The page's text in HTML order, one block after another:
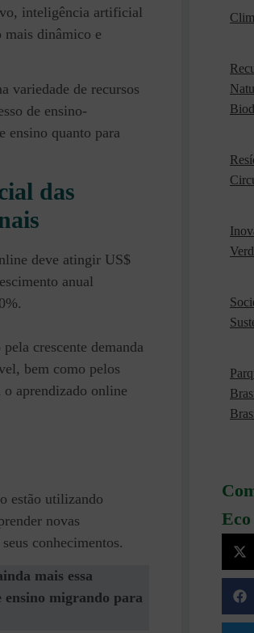
inteligência artificial
mais dinâmico e
variedade de recursos
de ensino-
ensino quanto para
das
deve atingir US$
anual
crescente demanda
bem como pelos
aprendizado online
estão utilizando
novas
conhecimentos.
mais essa
ensino migrando para